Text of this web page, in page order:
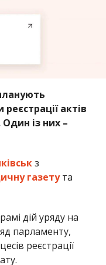
актів
Один із них –
з
газетута
дій уряду на
парламенту,
реєстрації